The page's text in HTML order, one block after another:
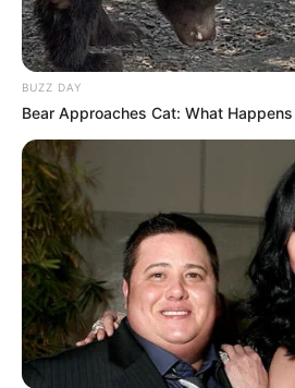
BUZZ DAY
Bear Approaches Cat: What